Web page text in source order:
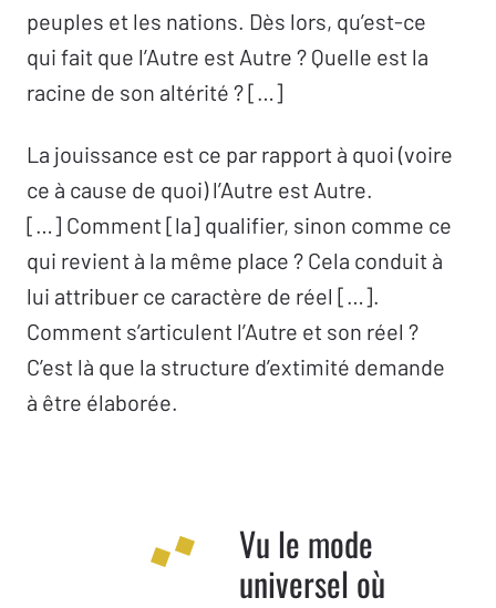
peuples et les nations. Dès lors, qu’est-ce
qui fait que l’Autre est Autre ? Quelle est la
racine de son altérité ? […]
La jouissance est ce par rapport à quoi (voire
ce à cause de quoi) l’Autre est Autre.
[…] Comment [la] qualifier, sinon comme ce
qui revient à la même place ? Cela conduit à
lui attribuer ce caractère de réel […].
Comment s’articulent l’Autre et son réel ?
C’est là que la structure d’extimité demande
à être élaborée.
Vu le mode
universel où